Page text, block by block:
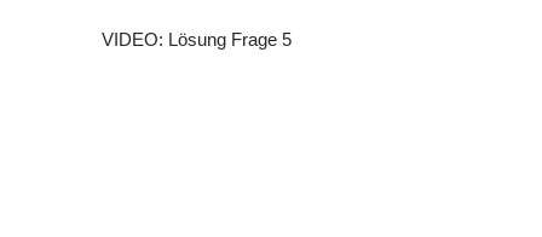
VIDEO: Lösung Frage 5